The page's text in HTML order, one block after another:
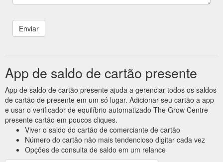
App de saldo de cartão presente
App de saldo de cartão presente ajuda a gerenciar todos os saldos
de cartão de presente em um só lugar. Adicionar seu cartão a app
e usar o verificador de equilíbrio automatizado The Grow Centre
presente cartão em poucos cliques.
Viver o saldo do cartão de comerciante de cartão
Número do cartão não mais tendencioso digitar cada vez
Opções de consulta de saldo em um relance